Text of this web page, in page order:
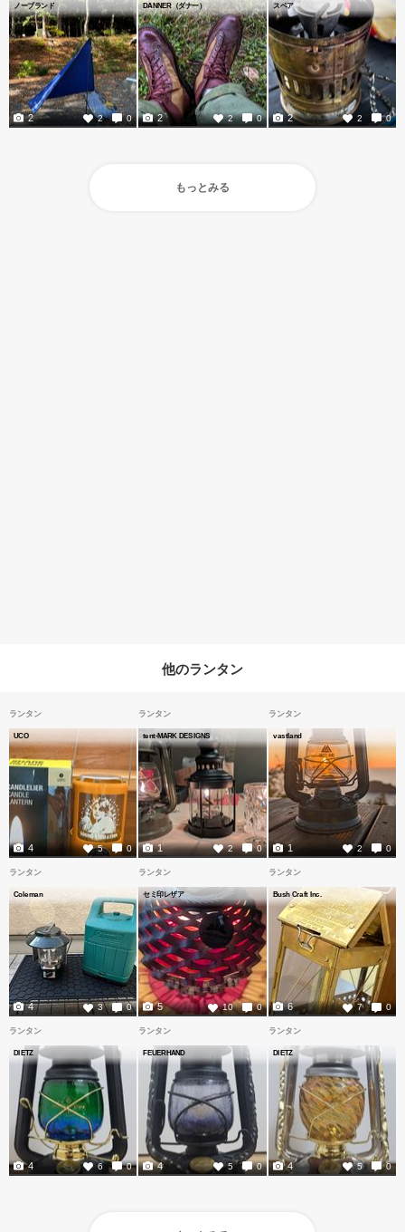
ノーブランド
2 0
2
DANNER（ダナー）
2 0
2
スベア
2 0
2
もっとみる
他のランタン
ランタン
UCO
5 0
4
ランタン
tent-MARK DESIGNS
2 0
1
ランタン
vastland
2 0
1
ランタン
Coleman
3 0
4
ランタン
セミ印レザア
10 0
5
ランタン
Bush Craft Inc.
7 0
6
ランタン
DIETZ
6 0
4
ランタン
FEUERHAND
5 0
4
ランタン
DIETZ
5 0
4